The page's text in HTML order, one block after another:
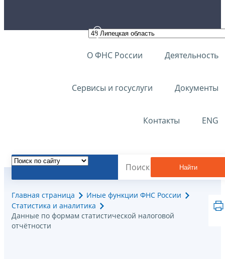
О ФНС России Деятельность
Сервисы и госуслуги Документы
Контакты ENG
Найти
Главная страница
Иные функции ФНС России
Статистика и аналитика
Данные по формам статистической налоговой
отчётности